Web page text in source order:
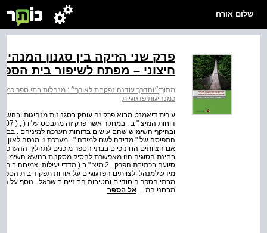
שלום אורח
פרק שני הזיקה בין סגנון
חיצוני – מפתח לשיפור בית
מתוך:״והדרך עודנה נפקחת לאורך״ : מנהלות בתי ספר
כמנהיגות פדגוגיות
עירית דיאמנט מבוא פרק זה עוסק בסגנונות מנהיגות
ובהיקף השימוש שהם עושים בדוחות הערכה למיניהם .
התפיסה של " מדידה לשם למידה " . מערכת זו מנסה לאזן בין
אם הצוותים החינוכיים בבתי הספר מוכנים לתהליך
סיועה בכתיבת הפרק . 2 מיצ " ב ( מדדי
מידע למנהל ולצוותים הפדגוגיים על אודות תפקוד בית
מבתי הספר היסודיים וחטיבות הביניים בישראל . נוסף על
מבחני המ... אל הספר